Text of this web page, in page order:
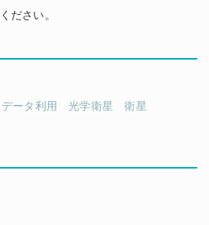
ください。
データ利用 光学衛星
衛星